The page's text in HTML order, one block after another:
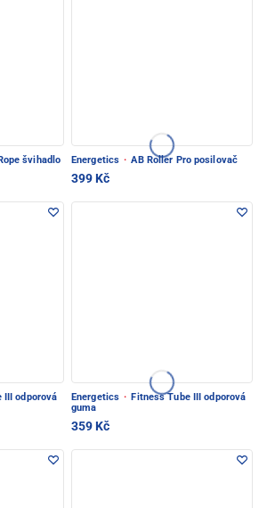
švihadlo Energetics · AB Roller Pro posilovač
399 Kč
III odporová
Energetics · Fitness Tube III odporová
guma
359 Kč